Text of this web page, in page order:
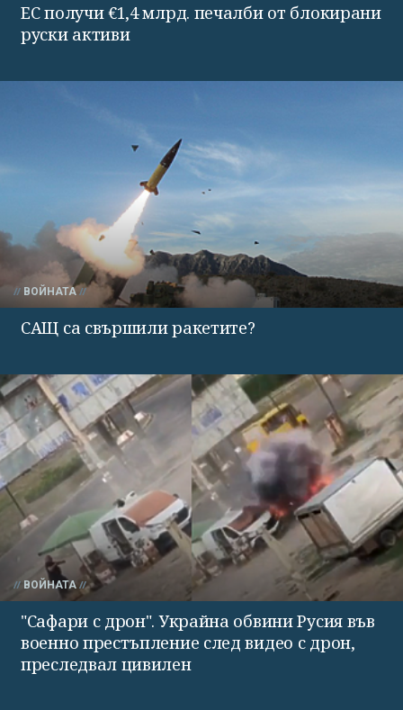
ЕС получи €1,4 млрд. печалби от блокирани
руски активи
ВОЙНАТА
САЩ са свършили ракетите?
ВОЙНАТА
"Сафари с дрон". Украйна обвини Русия във
военно престъпление след видео с дрон,
преследвал цивилен